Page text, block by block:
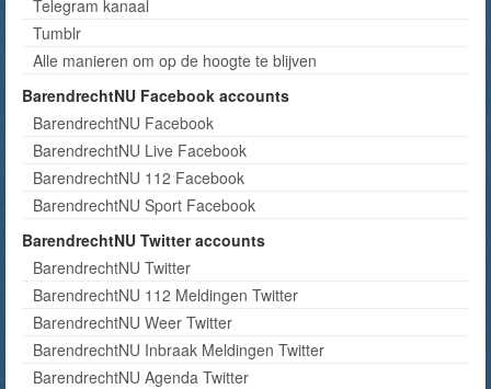
Telegram kanaal
Tumblr
Alle manieren om op de hoogte te blijven
BarendrechtNU Facebook accounts
BarendrechtNU Facebook
BarendrechtNU Live Facebook
BarendrechtNU 112 Facebook
BarendrechtNU Sport Facebook
BarendrechtNU Twitter accounts
BarendrechtNU Twitter
BarendrechtNU 112 Meldingen Twitter
BarendrechtNU Weer Twitter
BarendrechtNU Inbraak Meldingen Twitter
BarendrechtNU Agenda Twitter